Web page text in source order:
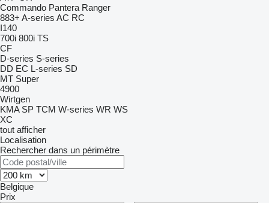
Commando Pantera Ranger
883+ A-series AC RC
I140
700i 800i TS
CF
D-series S-series
DD EC L-series SD
MT Super
4900
Wirtgen
KMA SP TCM W-series WR WS
XC
tout afficher
Localisation
Rechercher dans un périmètre
Belgique
Prix